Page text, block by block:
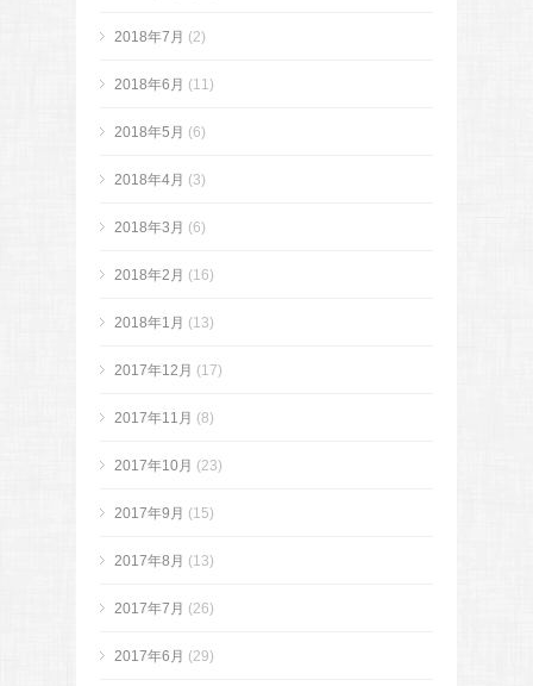
2018年7月 (2)
2018年6月 (11)
2018年5月 (6)
2018年4月 (3)
2018年3月 (6)
2018年2月 (16)
2018年1月 (13)
2017年12月 (17)
2017年11月 (8)
2017年10月 (23)
2017年9月 (15)
2017年8月 (13)
2017年7月 (26)
2017年6月 (29)